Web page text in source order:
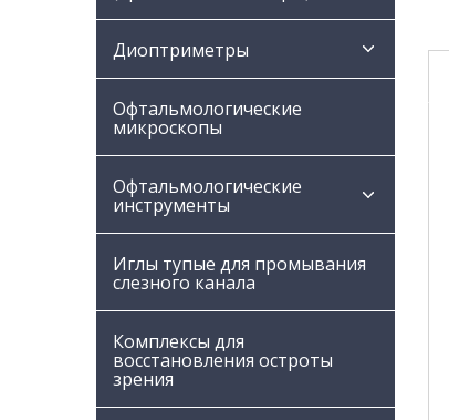
Диоптриметры
Офтальмологические
микроскопы
Офтальмологические
инструменты
Иглы тупые для промывания
слезного канала
Комплексы для
восстановления остроты
зрения